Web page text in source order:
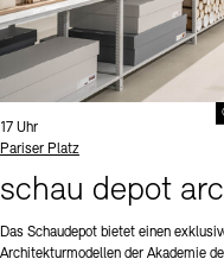
Uhrzeit:
17 Uhr
Standort
Pariser Platz
schau depot
Das Schaudepot bietet einen
Architekturmodellen der Akademie